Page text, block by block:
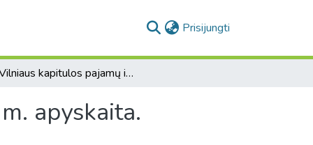
Prisijungti
[Vilniaus kapitulos pajamų ir išlaidų už 1812-1814 m. apyskaita. Minimos Adutiškio, Pasvalio ir kt. valdos]
apyskaita.